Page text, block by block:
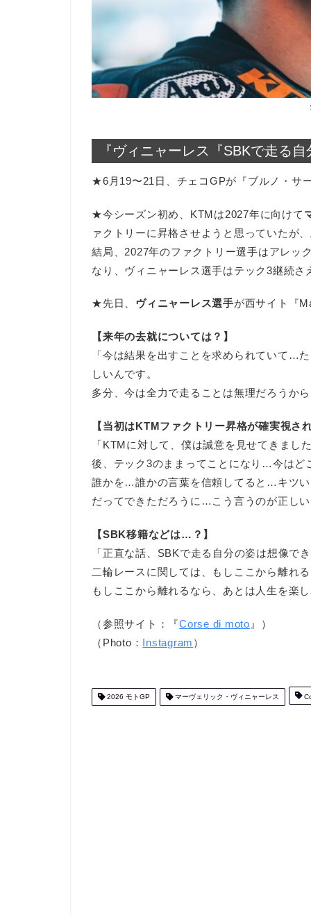
『ヴィニャーレス『SBKで走る
★6月19〜21日、チェコGPが『ブルノ・サ
★今シーズン初め、KTMは2027年に向けて
ァクトリーに昇格させようと思っていたが、
結局、2027年のファクトリー選手はアレッ
なり、ヴィニャーレス選手はテック3継続さ
★先日、 ヴィニャーレス選手が西サイト『
【来年の去就については？】
「今は結果を出すことを求められていて…
しいんです。
多分、今は全力で走ることは無理だろうか
【当初はKTMファクトリー昇格が確実視さ
「KTMに対して、僕は誠意を見せてきま
後、テック3のままってことになり…今はど
誰かを…誰かの言葉を信頼してると…キツい
だってできただろうに…こう言うのが正しい
【SBK移籍などは…？】
「正直な話、SBKで走る自分の姿は想像でき
二輪レースに関しては、もしここから離れ
もしここから離れるなら、あとは人生を楽し
（参照サイト：『Corse di moto 』）
（Photo： Instagram ）
2026 モトGP マーヴェリック・ヴィニャーレス